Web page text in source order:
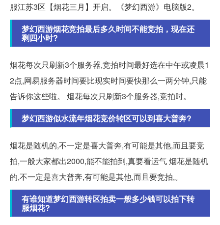
服江苏3区【烟花三月】开启。《梦幻西游》电脑版2。
梦幻西游烟花竞拍最后多久时间不能竞拍，现在还
剩四小时?
烟花每次只刷新3个服务器,竞拍时间最好选在中午或凌晨1
2点,网易服务器时间要比现实时间要快那么一两分钟,只能
告诉你这些啦。 烟花每次只刷新3个服务器,竞拍时。
梦幻西游似水流年烟花竞价转区可以到喜大普奔?
烟花是随机的,不一定是喜大普奔,有可能是其他,而且要竞
拍,一般大家都出2000,能不能拍到,真要看运气 烟花是随机
的,不一定是喜大普奔,有可能是其他,而且要竞拍,。
有谁知道梦幻西游转区拍卖一般多少钱可以拍下转
服烟花?